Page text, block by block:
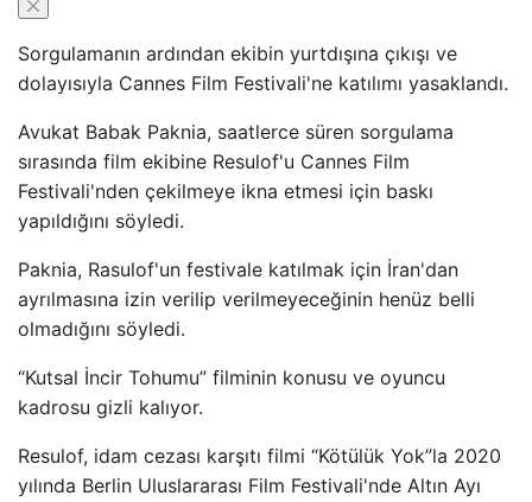
Sorgulamanın ardından ekibin yurtdışına çıkışı ve
dolayısıyla Cannes Film Festivali'ne katılımı yasaklandı.
Avukat Babak Paknia, saatlerce süren sorgulama
sırasında film ekibine Resulof'u Cannes Film
Festivali'nden çekilmeye ikna etmesi için baskı
yapıldığını söyledi.
Paknia, Rasulof'un festivale katılmak için İran'dan
ayrılmasına izin verilip verilmeyeceğinin henüz belli
olmadığını söyledi.
“Kutsal İncir Tohumu” filminin konusu ve oyuncu
kadrosu gizli kalıyor.
Resulof, idam cezası karşıtı filmi “Kötülük Yok”la 2020
yılında Berlin Uluslararası Film Festivali'nde Altın Ayı